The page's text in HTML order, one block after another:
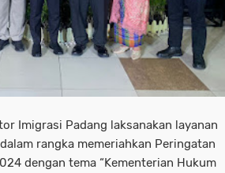
Imigrasi Padang laksanakan layanan
rangka memeriahkan Peringatan
dengan tema “Kementerian Hukum